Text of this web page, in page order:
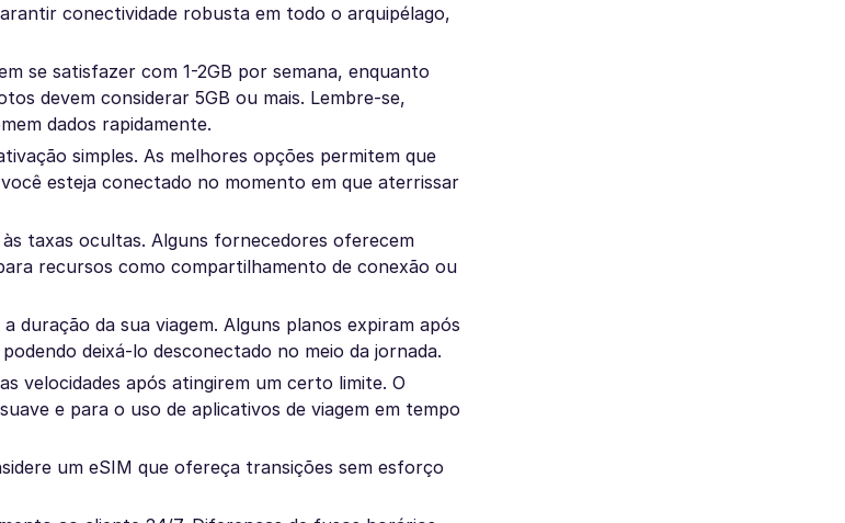
conectividade robusta em todo o arquipélago,
se satisfazer com 1-2GB por semana, enquanto
devem considerar 5GB ou mais. Lembre-se,
dados rapidamente.
simples. As melhores opções permitem que
esteja conectado no momento em que aterrissar
taxas ocultas. Alguns fornecedores oferecem
recursos como compartilhamento de conexão ou
duração da sua viagem. Alguns planos expiram após
deixá-lo desconectado no meio da jornada.
velocidades após atingirem um certo limite. O
e para o uso de aplicativos de viagem em tempo
um eSIM que ofereça transições sem esforço